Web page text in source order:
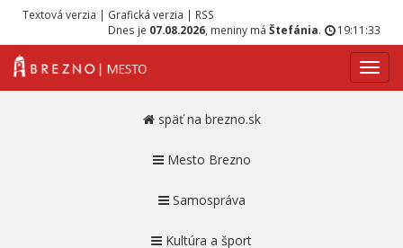
Textová verzia | Grafická verzia | RSS
Dnes je 07.08.2026 , meniny má Štefánia. 19:11:33
späť na brezno.sk
Mesto Brezno
Samospráva
Kultúra a šport